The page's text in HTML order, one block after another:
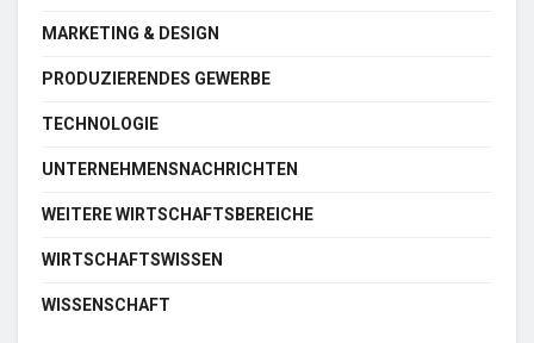
MARKETING & DESIGN
PRODUZIERENDES GEWERBE
TECHNOLOGIE
UNTERNEHMENSNACHRICHTEN
WEITERE WIRTSCHAFTSBEREICHE
WIRTSCHAFTSWISSEN
WISSENSCHAFT